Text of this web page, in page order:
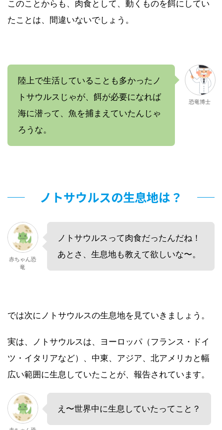
このことからも、肉食として、動くものを餌にしてい
たことは、間違いないでしょう。
陸上で生活していることも多かったノ
トサウルスじゃが、餌が必要になれば
海に潜って、魚を捕まえていたんじゃ
ろうな。
恐竜博士
ノトサウルスの生息地は？
赤ちゃん恐
竜
ノトサウルスって肉食だったんだね！
あとさ、生息地も教えて欲しいな〜。
では次にノトサウルスの生息地を見ていきましょう。
実は、ノトサウルスは、ヨーロッパ（フランス・ドイ
ツ・イタリアなど）、中東、アジア、北アメリカと幅
広い範囲に生息していたことが、報告されています。
え〜世界中に生息していたってこと？